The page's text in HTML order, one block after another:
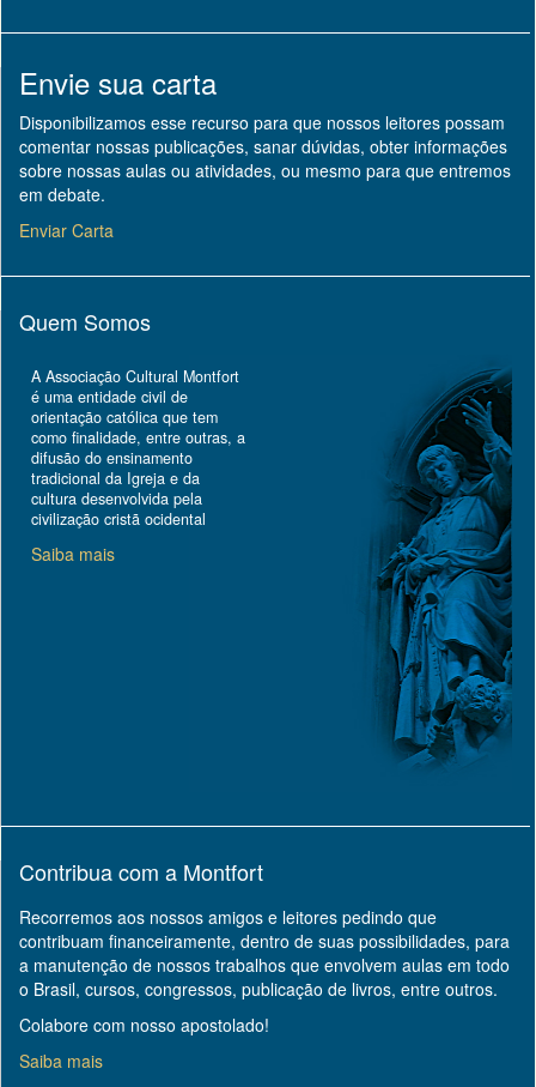
Envie sua carta
Disponibilizamos esse recurso para que nossos leitores possam
comentar nossas publicações, sanar dúvidas, obter informações
sobre nossas aulas ou atividades, ou mesmo para que entremos
em debate.
Enviar Carta
Quem Somos
A Associação Cultural Montfort
é uma entidade civil de
orientação católica que tem
como finalidade, entre outras, a
difusão do ensinamento
tradicional da Igreja e da
cultura desenvolvida pela
civilização cristã ocidental
Saiba mais
Contribua com a Montfort
Recorremos aos nossos amigos e leitores pedindo que
contribuam financeiramente, dentro de suas possibilidades, para
a manutenção de nossos trabalhos que envolvem aulas em todo
o Brasil, cursos, congressos, publicação de livros, entre outros.
Colabore com nosso apostolado!
Saiba mais